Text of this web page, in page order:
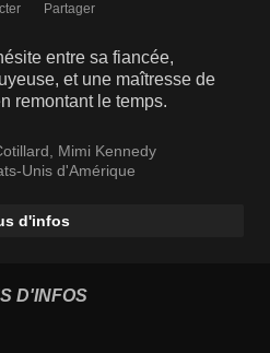
Partager
entre sa fiancée,
et une maîtresse de
remontant le temps.
Mimi Kennedy
Unis d'Amérique
d'infos
D'INFOS